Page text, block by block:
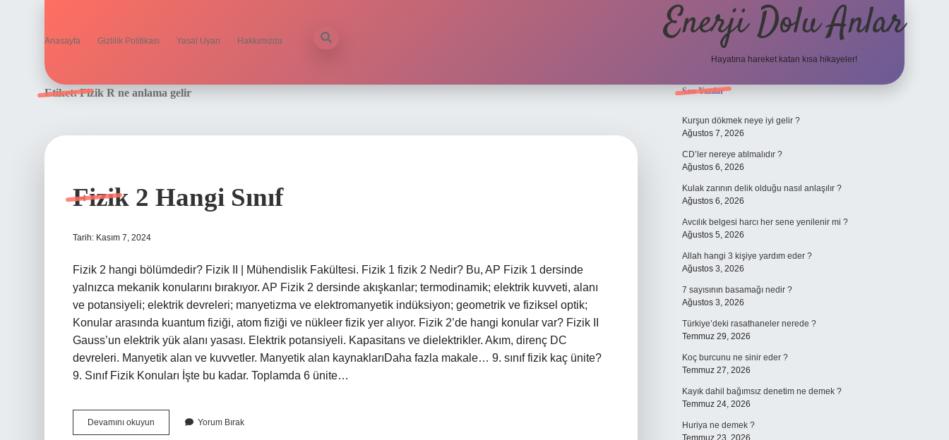
Anasayfa Gizlilik Politikası Yasal Uyarı Hakkımızda Enerji Dolu Anlar
Hayatına hareket katan kısa hikayeler!
Etiket:Fizik R ne anlama gelir
Fizik 2 Hangi Sınıf
Tarih: Kasım 7, 2024
Fizik 2 hangi bölümdedir? Fizik II | Mühendislik Fakültesi. Fizik 1 fizik 2 Nedir? Bu, AP Fizik 1 dersinde
yalnızca mekanik konularını bırakıyor. AP Fizik 2 dersinde akışkanlar; termodinamik; elektrik kuvveti, alanı
ve potansiyeli; elektrik devreleri; manyetizma ve elektromanyetik indüksiyon; geometrik ve fiziksel optik;
Konular arasında kuantum fiziği, atom fiziği ve nükleer fizik yer alıyor. Fizik 2’de hangi konular var? Fizik II
Gauss’un elektrik yük alanı yasası. Elektrik potansiyeli. Kapasitans ve dielektrikler. Akım, direnç DC
devreleri. Manyetik alan ve kuvvetler. Manyetik alan kaynaklarıDaha fazla makale… 9. sınıf fizik kaç ünite?
9. Sınıf Fizik Konuları İşte bu kadar. Toplamda 6 ünite…
Devamını okuyun
2
Yorum Bırak
Sidebar
Son Yazılar
Kurşun dökmek neye iyi gelir ?
Ağustos 7, 2026
CD’ler nereye atılmalıdır ?
Ağustos 6, 2026
Kulak zarının delik olduğu nasıl anlaşılır ?
Ağustos 6, 2026
Avcılık belgesi harcı her sene yenilenir mi ?
Ağustos 5, 2026
Allah hangi 3 kişiye yardım eder ?
Ağustos 3, 2026
7 sayısının basamağı nedir ?
Ağustos 3, 2026
Türkiye’deki rasathaneler nerede ?
Temmuz 29, 2026
Koç burcunu ne sinir eder ?
Temmuz 27, 2026
Kayık dahil bağımsız denetim ne demek ?
Temmuz 24, 2026
Huriya ne demek ?
Temmuz 23, 2026